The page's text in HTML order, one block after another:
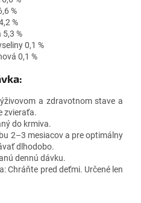
%
%
%
0,1 %
0,1 %
a zdravotnom stave a
zvieraťa.
do krmiva.
2–3 mesiacov a pre optimálny
dlhodobo.
dennú dávku.
Chráňte pred deťmi. Určené len